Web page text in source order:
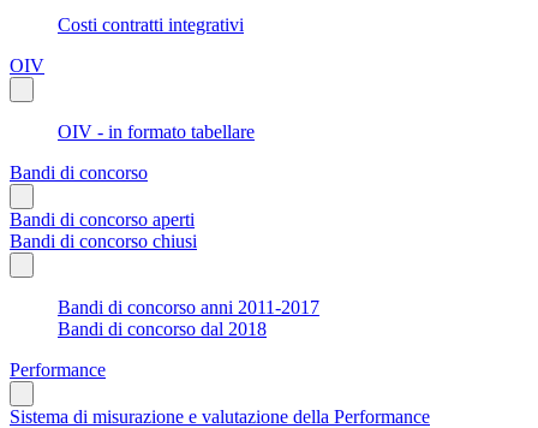
Costi contratti integrativi
OIV
OIV - in formato tabellare
Bandi di concorso
Bandi di concorso aperti
Bandi di concorso chiusi
Bandi di concorso anni 2011-2017
Bandi di concorso dal 2018
Performance
Sistema di misurazione e valutazione della Performance